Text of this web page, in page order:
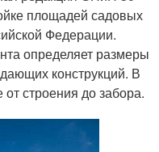
площадей садовых
Федерации.
определяет размеры
конструкций. В
строения до забора.